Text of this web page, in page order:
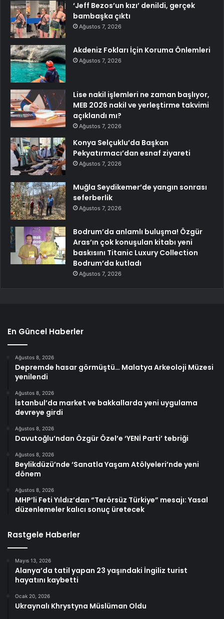
‘Jeff Bezos’un kızı’ denildi, gerçek
bambaşka çıktı
Ağustos 7, 2026
Akdeniz Fokları İçin Koruma Önlemleri
Ağustos 7, 2026
Lise nakil işlemleri ne zaman başlıyor,
MEB 2026 nakil ve yerleştirme takvimi
açıklandı mı?
Ağustos 7, 2026
Konya Selçuklu’da Başkan
Pekyatırmacı’dan esnaf ziyareti
Ağustos 7, 2026
Muğla Seydikemer’de yangın sonrası
seferberlik
Ağustos 7, 2026
Bodrum’da anlamlı buluşma! Özgür
Aras’ın çok konuşulan kitabı yeni
baskısını Titanic Luxury Collection
Bodrum’da kutladı
Ağustos 7, 2026
En Güncel Haberler
Ağustos 8, 2026
Depremde hasar görmüştü… Malatya Arkeoloji Müzesi
yenilendi
Ağustos 8, 2026
İstanbul’da market ve bakkallarda yeni uygulama
devreye girdi
Ağustos 8, 2026
Davutoğlu’ndan Özgür Özel’e ‘YENİ Parti’ tebriği
Ağustos 8, 2026
Beylikdüzü’nde ‘Sanatla Yaşam Atölyeleri’nde yeni
dönem
Ağustos 8, 2026
MHP’li Feti Yıldız’dan “Terörsüz Türkiye” mesajı: Yasal
düzenlemeler kalıcı sonuç üretecek
Rastgele Haberler
Mayıs 13, 2026
Alanya’da tatil yapan 23 yaşındaki İngiliz turist
hayatını kaybetti
Ocak 20, 2026
Ukraynalı Khrystyna Müslüman Oldu